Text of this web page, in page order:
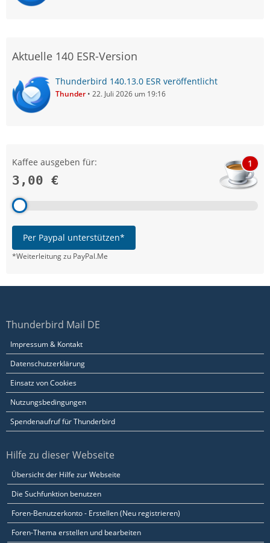
Aktuelle 140 ESR-Version
Thunderbird 140.13.0 ESR veröffentlicht
Thunder 22. Juli 2026 um 19:16
Kaffee ausgeben für:
3,00 €
1
Per Paypal unterstützen*
*Weiterleitung zu PayPal.Me
Thunderbird Mail DE
Impressum & Kontakt
Datenschutzerklärung
Einsatz von Cookies
Nutzungsbedingungen
Spendenaufruf für Thunderbird
Hilfe zu dieser Webseite
Übersicht der Hilfe zur Webseite
Die Suchfunktion benutzen
Foren-Benutzerkonto - Erstellen (Neu registrieren)
Foren-Thema erstellen und bearbeiten